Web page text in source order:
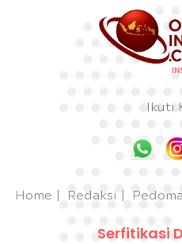
Ikuti
Home Redaksi
Serfitikasi